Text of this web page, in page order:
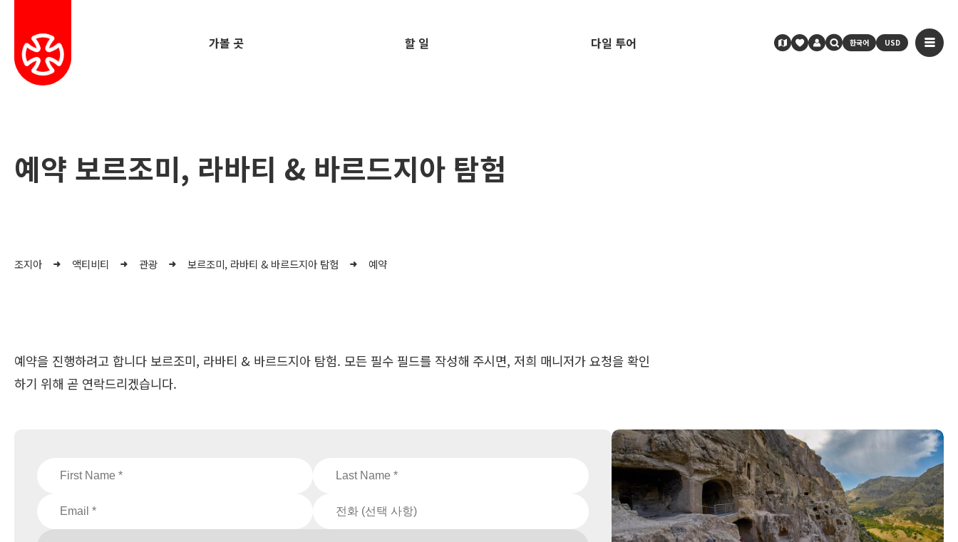
가볼 곳 할 일 다일 투어 한국어 USD
예약 보르조미, 라바티 & 바르드지아 탐험
조지아 액티비티 관광 보르조미, 라바티 & 바르드지아 탐험 예약
예약을 진행하려고 합니다 보르조미, 라바티 & 바르드지아 탐험. 모든 필수 필드를 작성해 주시면, 저희 매니저가 요청을 확인
하기 위해 곧 연락드리겠습니다.